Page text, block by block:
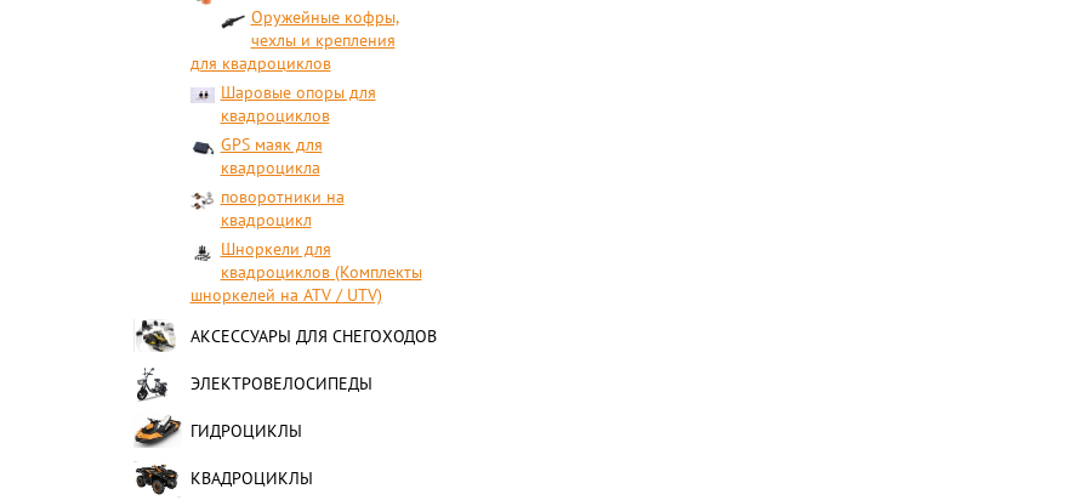
Оружейные кофры,
чехлы и крепления
для квадроциклов
Шаровые опоры для
квадроциклов
GPS маяк для
квадроцикла
поворотники на
квадроцикл
Шноркели для
квадроциклов (Комплекты
шноркелей на ATV / UTV)
АКСЕССУАРЫ ДЛЯ СНЕГОХОДОВ
ЭЛЕКТРОВЕЛОСИПЕДЫ
ГИДРОЦИКЛЫ
КВАДРОЦИКЛЫ